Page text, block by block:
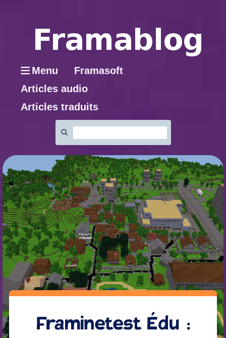
Menu
Framasoft
Articles audio
Articles traduits
:
Framinetest Édu :